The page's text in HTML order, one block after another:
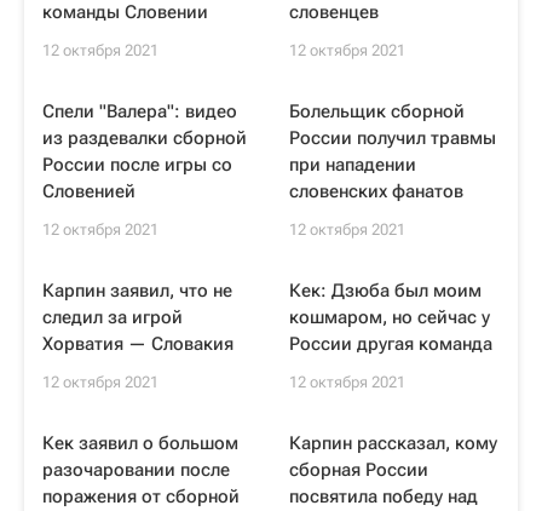
команды Словении
12 октября 2021
словенцев
12 октября 2021
Спели "Валера": видео
из раздевалки сборной
России после игры со
Словенией
12 октября 2021
Болельщик сборной
России получил травмы
при нападении
словенских фанатов
12 октября 2021
Карпин заявил, что не
следил за игрой
Хорватия — Словакия
12 октября 2021
Кек: Дзюба был моим
кошмаром, но сейчас у
России другая команда
12 октября 2021
Кек заявил о большом
разочаровании после
поражения от сборной
Карпин рассказал, кому
сборная России
посвятила победу над